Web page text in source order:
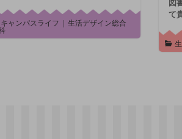
キャンパスライフ
生活デザイン総合
図
て